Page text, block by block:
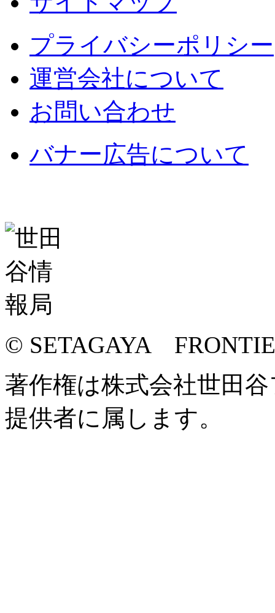
プライバシーポリシー
運営会社について
お問い合わせ
バナー広告について
© SETAGAYA
著作権は株式会社世田
提供者に属します。